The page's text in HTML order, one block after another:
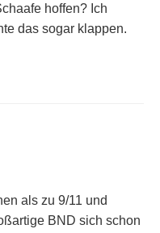
hoffen? Ich
das sogar klappen.
als zu 9/11 und
BND sich schon